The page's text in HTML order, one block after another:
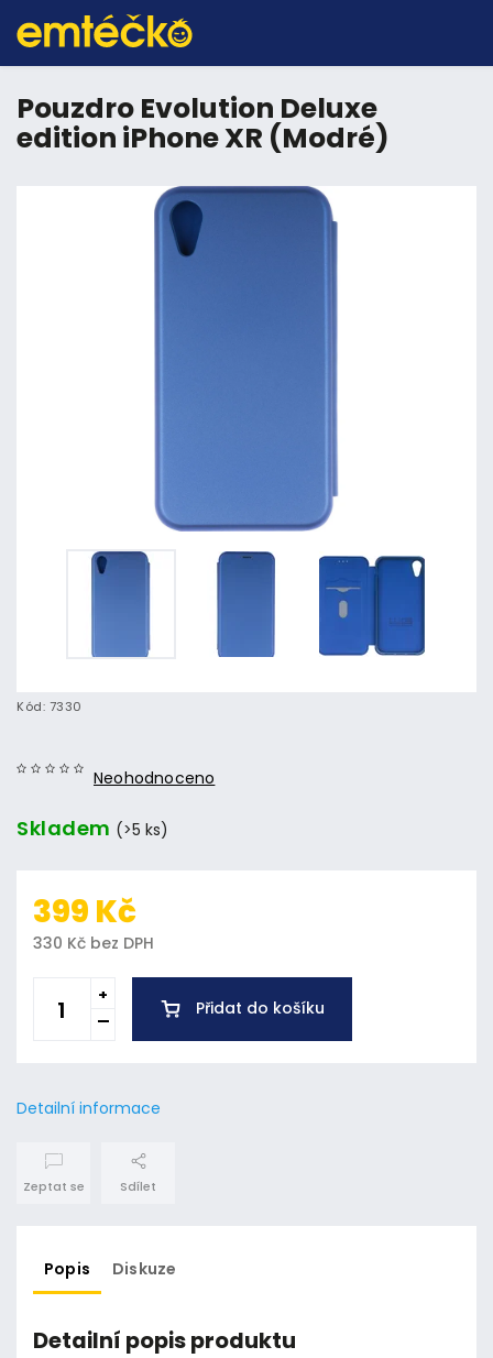
Pouzdro Evolution Deluxe
edition iPhone XR (Modré)
Kód: 7330
Neohodnoceno
Skladem (>5 ks)
399 Kč
330 Kč bez DPH
Přidat do košíku
Detailní informace
Zeptat se Sdílet
Popis Diskuze
Detailní popis produktu